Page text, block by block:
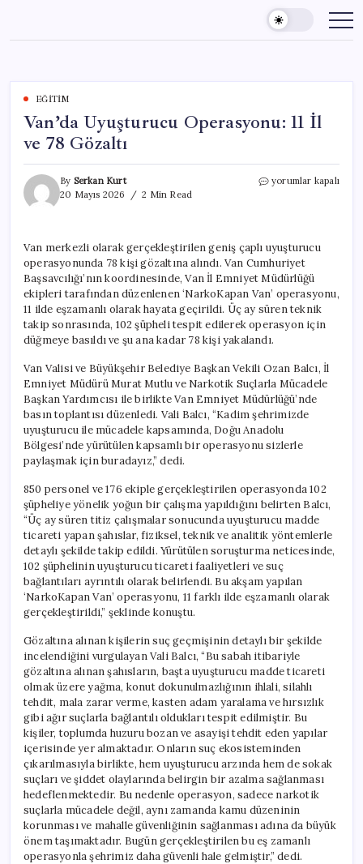
content
EĞITIM
Van’da Uyuşturucu Operasyonu: 11 İl
ve 78 Gözaltı
By Serkan Kurt
20 Mayıs 2026
2 Min Read
Van’da
ve
78
Gözaltı
için
yorumlar kapalı
Van merkezli olarak gerçekleştirilen geniş çaplı uyuşturucu
operasyonunda 78 kişi gözaltına alındı. Van Cumhuriyet
Başsavcılığı’nın koordinesinde, Van İl Emniyet Müdürlüğü
ekipleri tarafından düzenlenen ‘NarkoKapan Van’ operasyonu,
11 ilde eşzamanlı olarak hayata geçirildi. Üç ay süren teknik
takip sonrasında, 102 şüpheli tespit edilerek operasyon için
düğmeye basıldı ve şu ana kadar 78 kişi yakalandı.
Van Valisi ve Büyükşehir Belediye Başkan Vekili Ozan Balcı, İl
Emniyet Müdürü Murat Mutlu ve Narkotik Suçlarla Mücadele
Başkan Yardımcısı ile birlikte Van Emniyet Müdürlüğü’nde
basın toplantısı düzenledi. Vali Balcı, “Kadim şehrimizde
uyuşturucu ile mücadele kapsamında, Doğu Anadolu
Bölgesi’nde yürütülen kapsamlı bir operasyonu sizlerle
paylaşmak için buradayız,” dedi.
850 personel ve 176 ekiple gerçekleştirilen operasyonda 102
şüpheliye yönelik yoğun bir çalışma yapıldığını belirten Balcı,
“Üç ay süren titiz çalışmalar sonucunda uyuşturucu madde
ticareti yapan şahıslar, fiziksel, teknik ve analitik yöntemlerle
detaylı şekilde takip edildi. Yürütülen soruşturma neticesinde,
102 şüphelinin uyuşturucu ticareti faaliyetleri ve suç
bağlantıları ayrıntılı olarak belirlendi. Bu akşam yapılan
‘NarkoKapan Van’ operasyonu, 11 farklı ilde eşzamanlı olarak
gerçekleştirildi,” şeklinde konuştu.
Gözaltına alınan kişilerin suç geçmişinin detaylı bir şekilde
incelendiğini vurgulayan Vali Balcı, “Bu sabah itibariyle
gözaltına alınan şahısların, başta uyuşturucu madde ticareti
olmak üzere yağma, konut dokunulmazlığının ihlali, silahlı
tehdit, mala zarar verme, kasten adam yaralama ve hırsızlık
gibi ağır suçlarla bağlantılı oldukları tespit edilmiştir. Bu
kişiler, toplumda huzuru bozan ve asayişi tehdit eden yapılar
içerisinde yer almaktadır. Onların suç ekosisteminden
çıkarılmasıyla birlikte, hem uyuşturucu arzında hem de sokak
suçları ve şiddet olaylarında belirgin bir azalma sağlanması
hedeflenmektedir. Bu nedenle operasyon, sadece narkotik
suçlarla mücadele değil, aynı zamanda kamu düzeninin
korunması ve mahalle güvenliğinin sağlanması adına da büyük
önem taşımaktadır. Bugün gerçekleştirilen bu eş zamanlı
operasyonla şehrimiz daha güvenli hale gelmiştir,” dedi.